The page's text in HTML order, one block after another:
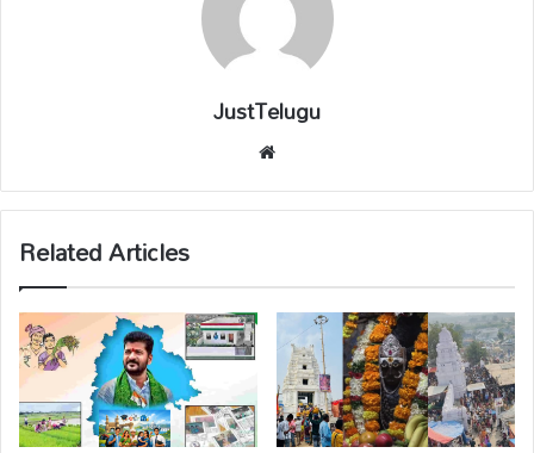
JustTelugu
bsi
te
Related Articles